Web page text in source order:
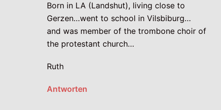
Born in LA (Landshut), living close to
Gerzen…went to school in Vilsbiburg…
and was member of the trombone choir of
the protestant church…
Ruth
Antworten